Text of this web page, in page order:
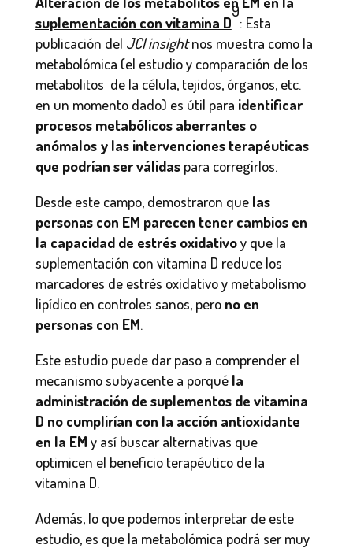
suplementación con vitamina D
9
: Esta
publicación del JCI insightnos muestra como la
metabolómica (el estudio y comparación de los
metabolitos de la célula, tejidos, órganos, etc.
en un momento dado) es útil para identificar
procesos metabólicos aberrantes o
anómalos y las intervenciones terapéuticas
que podrían ser válidaspara corregirlos.
Desde este campo, demostraron que las
personas con EM parecen tener cambios en
la capacidad de estrés oxidativoy que la
suplementación con vitamina D reduce los
marcadores de estrés oxidativo y metabolismo
lipídico en controles sanos, pero no en
personas con EM.
Este estudio puede dar paso a comprender el
mecanismo subyacente a porqué la
administración de suplementos de vitamina
D no cumplirían con la acción antioxidante
en la EM y así buscar alternativas que
optimicen el beneficio terapéutico de la
vitamina D.
Además, lo que podemos interpretar de este
estudio, es que la metabolómica podrá ser muy